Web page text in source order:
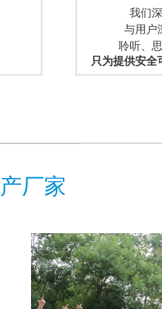
我们
与用户
聆听、
只为提供安全
厂家